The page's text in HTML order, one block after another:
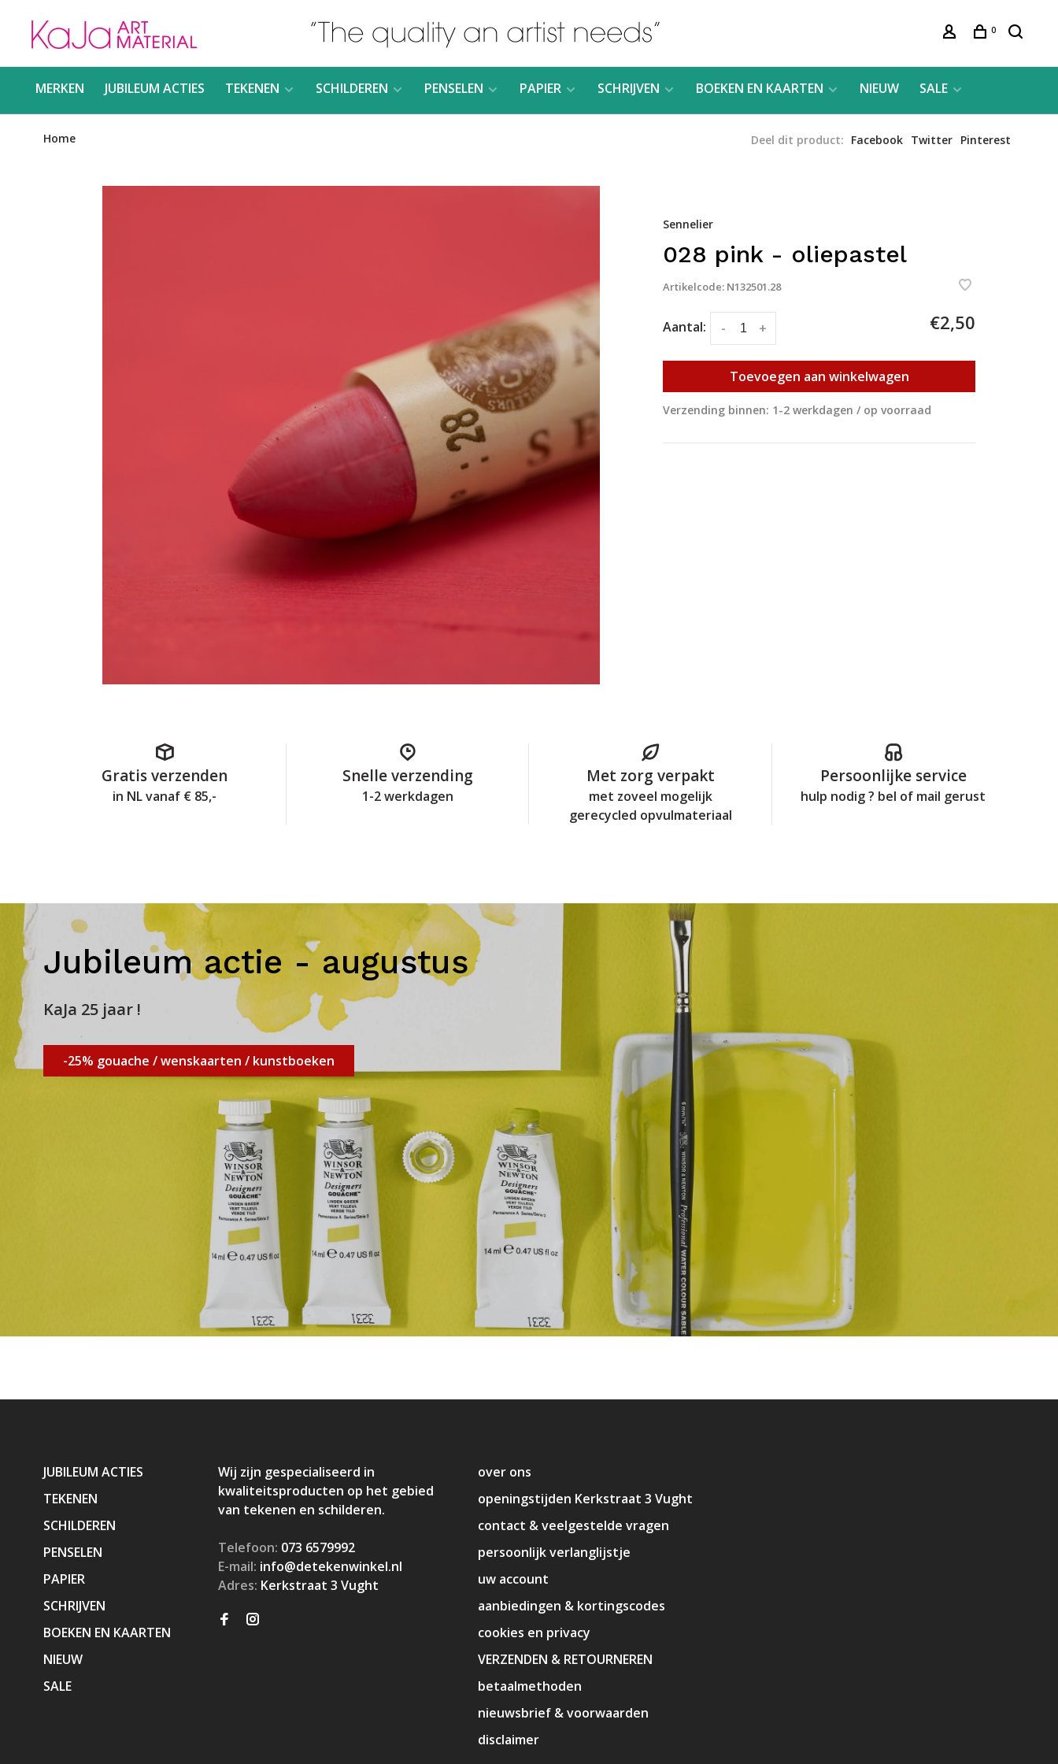
0
MERKEN JUBILEUM ACTIES TEKENEN SCHILDEREN PENSELEN PAPIER SCHRIJVEN BOEKEN EN KAARTEN NIEUW SALE
Home Deel dit product: Facebook Twitter Pinterest
Sennelier
028 pink - oliepastel
Artikelcode: N132501.28
Aantal: +
- €2,50
Toevoegen aan winkelwagen
Verzending binnen: 1-2 werkdagen / op voorraad
Gratis verzenden
in NL vanaf € 85,-
Snelle verzending
1-2 werkdagen
Met zorg verpakt
met zoveel mogelijk
gerecycled opvulmateriaal
Persoonlijke service
hulp nodig ? bel of mail gerust
Jubileum actie - augustus
KaJa 25 jaar !
-25% gouache / wenskaarten / kunstboeken
JUBILEUM ACTIES
TEKENEN
SCHILDEREN
PENSELEN
PAPIER
SCHRIJVEN
BOEKEN EN KAARTEN
NIEUW
SALE
Wij zijn gespecialiseerd in
kwaliteitsproducten op het gebied
van tekenen en schilderen.
Telefoon: 073 6579992
E-mail: info@detekenwinkel.nl
Adres: Kerkstraat 3 Vught
over ons
openingstijden Kerkstraat 3 Vught
contact & veelgestelde vragen
persoonlijk verlanglijstje
uw account
aanbiedingen & kortingscodes
cookies en privacy
VERZENDEN & RETOURNEREN
betaalmethoden
nieuwsbrief & voorwaarden
disclaimer